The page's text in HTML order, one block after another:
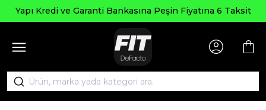
Yapı Kredi ve Garanti Bankasına Peşin Fiyatına 6 Taksit